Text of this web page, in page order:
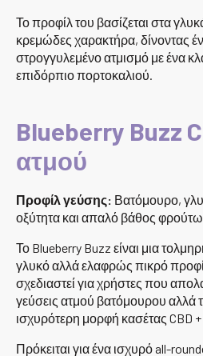
Το προφίλ του βασίζεται στα
κρεμώδες χαρακτήρα, δίνοντας
στρογγυλεμένο ατμισμό με ένα
επιδόρπιο πορτοκαλιού.
Blueberry Buzz
ατμού
Προφίλ γεύσης: Βατόμουρο,
οξύτητα και απαλό βάθος
Το Blueberry Buzz είναι μια
γλυκό αλλά ελαφρώς πικρό
σχεδιαστεί για χρήστες που
γεύσεις ατμού βατόμουρου αλλά
ισχυρότερη μορφή κασέτας CBD +
Πρόκειται για ένα ισχυρό all-